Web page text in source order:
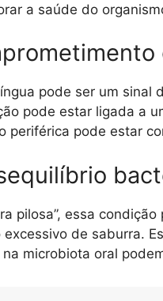
a saúde do
pode ser um sinal
pode estar ligada a
periférica pode estar
pilosa”, essa
de saburra.
microbiota oral